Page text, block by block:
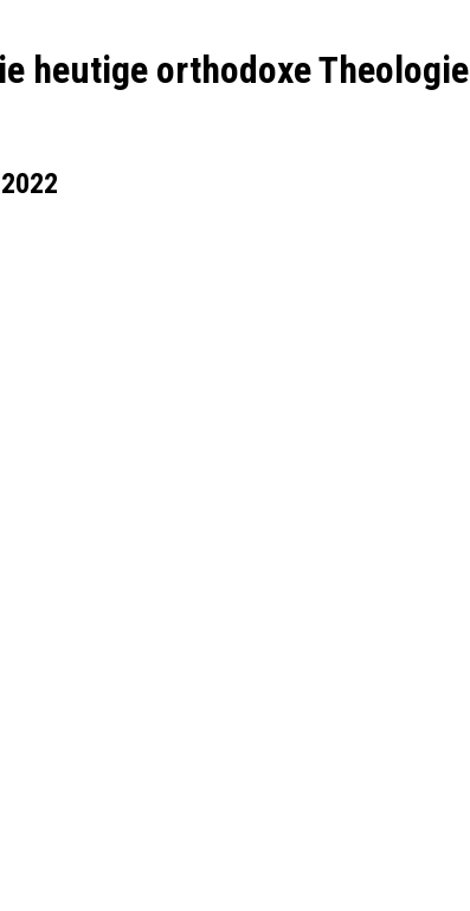
heutige orthodoxe Theologie
2022